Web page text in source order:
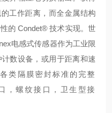
工作距离，而全金属结构
的 Condet® 技术实现。世
电感式传感器作为工业限
数设备，或用于距离和速
类隔膜密封标准的完整
，螺纹接口，卫生型接